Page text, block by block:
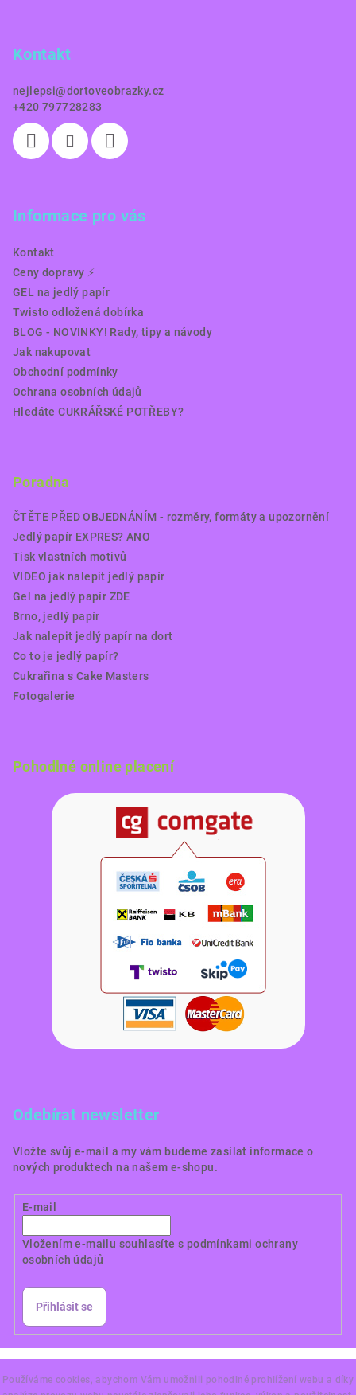
Používáme cookies, abychom Vám umožnili pohodlné prohlížení webu a díky
Kontakt
nejlepsi@dortoveobrazky.cz
+420 797728283
Informace pro vás
Kontakt
Ceny dopravy ⚡️
GEL na jedlý papír
Twisto odložená dobírka
BLOG - NOVINKY! Rady, tipy a návody
Jak nakupovat
Obchodní podmínky
Ochrana osobních údajů
Hledáte CUKRÁŘSKÉ POTŘEBY?
Poradna
ČTĚTE PŘED OBJEDNÁNÍM - rozměry, formáty a upozornění
Jedlý papír EXPRES? ANO
Tisk vlastních motivů
VIDEO jak nalepit jedlý papír
Gel na jedlý papír ZDE
Brno, jedlý papír
Jak nalepit jedlý papír na dort
Co to je jedlý papír?
Cukrařina s Cake Masters
Fotogalerie
Pohodlné online placení
Odebírat newsletter
Vložte svůj e-mail a my vám budeme zasílat informace o
nových produktech na našem e-shopu.
E-mail
Vložením e-mailu souhlasíte s podmínkami ochrany
osobních údajů
Přihlásit se
vyhrazena.